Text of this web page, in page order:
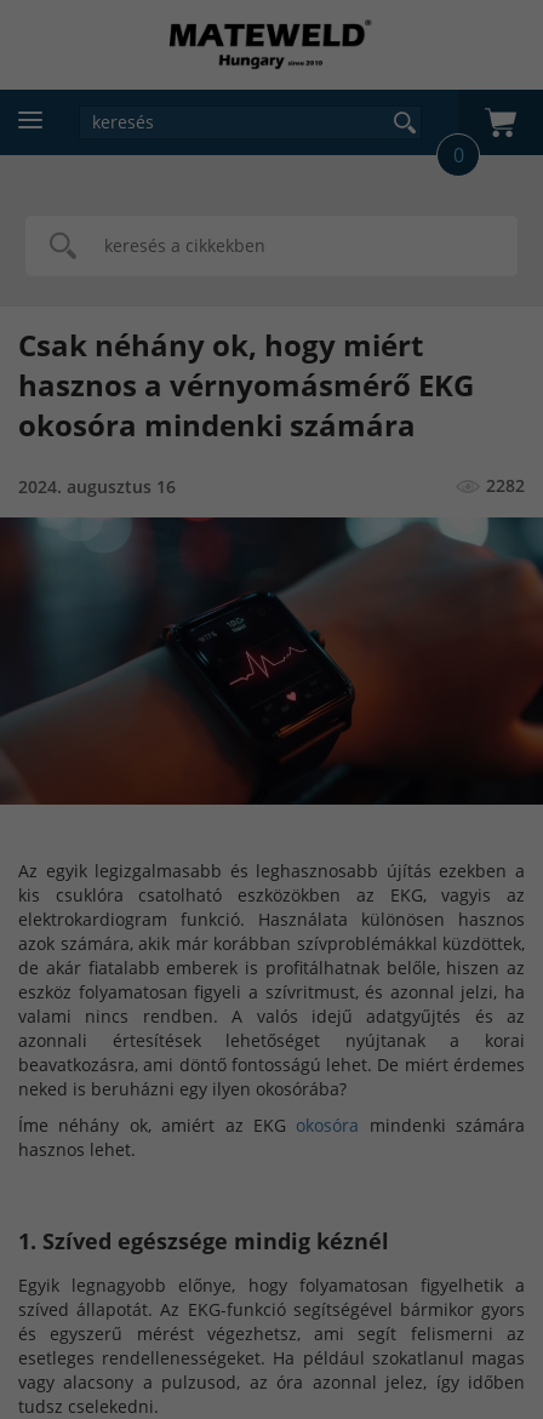
0
Csak néhány ok, hogy miért
hasznos a vérnyomásmérő EKG
okosóra mindenki számára
2024. augusztus 16 2282
Az egyik legizgalmasabb és leghasznosabb újítás ezekben a
kis csuklóra csatolható eszközökben az EKG, vagyis az
elektrokardiogram funkció. Használata különösen hasznos
azok számára, akik már korábban szívproblémákkal küzdöttek,
de akár fiatalabb emberek is profitálhatnak belőle, hiszen az
eszköz folyamatosan figyeli a szívritmust, és azonnal jelzi, ha
valami nincs rendben. A valós idejű adatgyűjtés és az
azonnali értesítések lehetőséget nyújtanak a korai
beavatkozásra, ami döntő fontosságú lehet. De miért érdemes
neked is beruházni egy ilyen okosórába?
Íme néhány ok, amiért az EKG okosóra mindenki számára
hasznos lehet.
1. Szíved egészsége mindig kéznél
Egyik legnagyobb előnye, hogy folyamatosan figyelhetik a
szíved állapotát. Az EKG-funkció segítségével bármikor gyors
és egyszerű mérést végezhetsz, ami segít felismerni az
esetleges rendellenességeket. Ha például szokatlanul magas
vagy alacsony a pulzusod, az óra azonnal jelez, így időben
tudsz cselekedni.